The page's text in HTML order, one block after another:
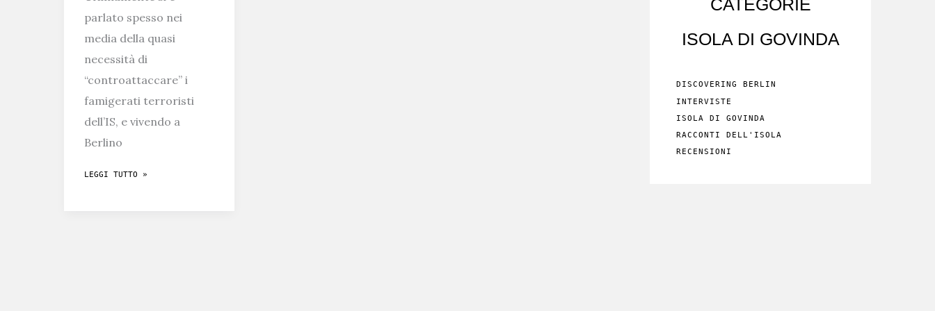
parlato spesso nei
media della quasi
necessità di
“controattaccare” i
famigerati terroristi
dell’IS, e vivendo a
Berlino
LA
LEGGI TUTTO »
CATEGORIE
ISOLA DI GOVINDA
DISCOVERING BERLIN
INTERVISTE
ISOLA DI GOVINDA
RACCONTI DELL'ISOLA
RECENSIONI